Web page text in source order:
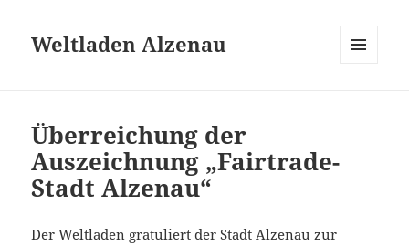
Weltladen Alzenau
Überreichung der
Auszeichnung „Fairtrade-
Stadt Alzenau“
Der Weltladen gratuliert der Stadt Alzenau zur